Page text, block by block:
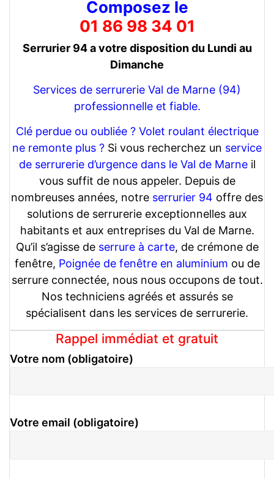
Composez le
01 86 98 34 01
Serrurier 94 a votre disposition du Lundi au
Dimanche
Services de serrurerie Val de Marne (94)
professionnelle et fiable.
Clé perdue ou oubliée ? Volet roulant électrique
ne remonte plus ? Si vous recherchez un service
de serrurerie d’urgence dans le Val de Marneil
vous suffit de nous appeler. Depuis de
nombreuses années, notre serrurier 94 offre des
solutions de serrurerie exceptionnelles aux
habitants et aux entreprises du Val de Marne.
Qu’il s’agisse de serrure à carte, de crémone de
fenêtre, Poignée de fenêtre en aluminium ou de
serrure connectée, nous nous occupons de tout.
Nos techniciens agréés et assurés se
spécialisent dans les services de serrurerie.
Rappel immédiat et gratuit
Votre nom (obligatoire)
Votre email (obligatoire)